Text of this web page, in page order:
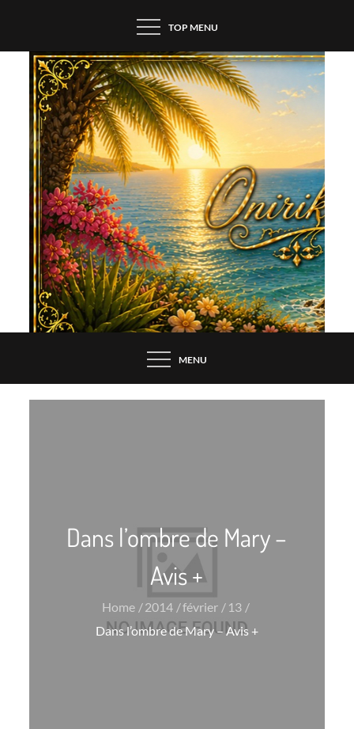
content
TOP MENU
MENU
Dans l’ombre de Mary –
Avis +
Home 2014 février
13
Dans l’ombre de Mary – Avis +